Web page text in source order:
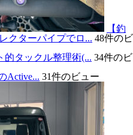
【釣
クターパイプでロ... 48件のビ
的タックル整理術(... 34件のビ
Active... 31件のビュー